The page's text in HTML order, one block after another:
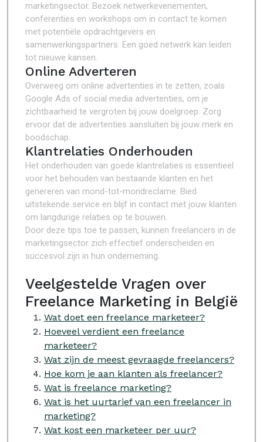
marketingsector. Bezoek netwerkevenementen,
conferenties en workshops om in contact te komen
met potentiële opdrachtgevers en
samenwerkingspartners. Een goed netwerk kan leiden
tot nieuwe kansen.
Online Adverteren
Overweeg om online advertenties in te zetten, zoals
Google Ads of social media advertenties, om je
zichtbaarheid te vergroten bij jouw doelgroep. Zorg
ervoor dat de advertenties aansluiten bij jouw merk en
boodschap.
Klantrelaties Onderhouden
Het onderhouden van goede klantrelaties is essentieel
voor het behouden van bestaande klanten en het
genereren van mond-tot-mondreclame. Bied
uitstekende service en blijf in contact met jouw klanten
om langdurige relaties op te bouwen.
Door deze tips toe te passen, kunnen freelancers in de
marketingsector zich effectief onderscheiden en
succesvol zijn in hun onderneming.
Veelgestelde Vragen over
Freelance Marketing in België
Wat doet een freelance marketeer?
Hoeveel verdient een freelance
marketeer?
Wat zijn de meest gevraagde freelancers?
Hoe kom je aan klanten als freelancer?
Wat is freelance marketing?
Wat is het uurtarief van een freelancer in
marketing?
Wat kost een marketeer per uur?